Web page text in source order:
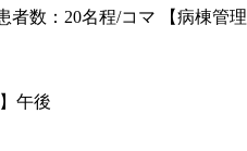
数：20名程/コマ 【病棟管
午後